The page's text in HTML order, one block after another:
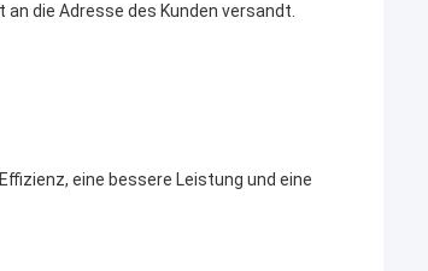
die Adresse des Kunden versandt.
eine bessere Leistung und eine